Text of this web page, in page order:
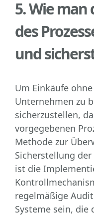
5. Wie
des
und
Um Einkäufe
Unternehmen zu
sicherzustellen,
vorgegebenen
Methode zur
Sicherstellung
ist die
regelmäßige
Systeme sein, die